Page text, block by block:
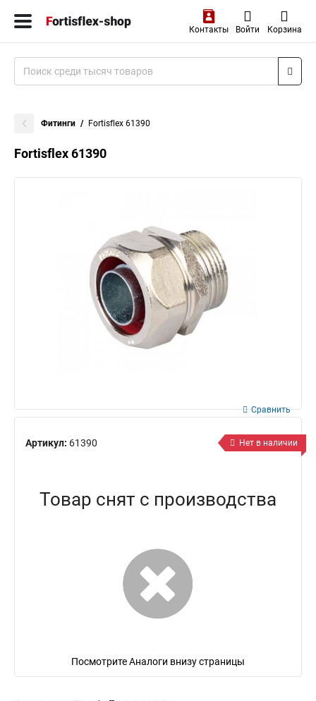
Контакты Войти Корзина
Фитинги Fortisflex 61390
Fortisflex 61390
Артикул: 61390
Сравнить
Нет в наличии
Товар снят с производства
Посмотрите Аналоги внизу страницы